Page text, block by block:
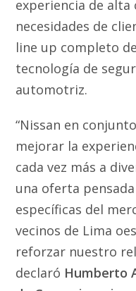
experiencia de alta
necesidades de
line up completo
tecnología de
automotriz.
“Nissan en
mejorar la
cada vez más a
una oferta
específicas del
vecinos de Lima
reforzar nuestro
declaró Humberto